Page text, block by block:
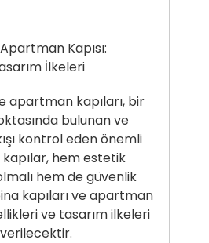
Kapısı:
İlkeleri
apartman kapıları, bir
bulunan ve
kontrol eden önemli
kapılar, hem estetik
hem de güvenlik
kapıları ve apartman
ve tasarım ilkeleri